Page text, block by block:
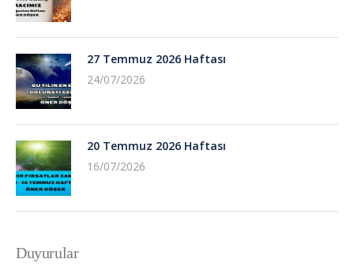
27 Temmuz 2026 Haftası
24/07/2026
20 Temmuz 2026 Haftası
16/07/2026
Duyurular